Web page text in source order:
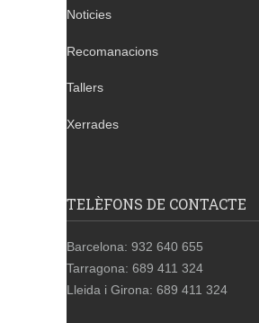
Noticies
Recomanacions
Tallers
Xerrades
TELÈFONS DE CONTACTE
Barcelona: 932 640 655
Tarragona: 689 411 324
Lleida i Girona: 689 411 324